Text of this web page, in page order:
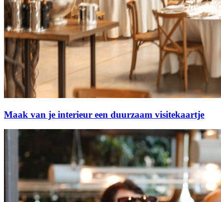
Maak van je interieur een duurzaam visitekaartje